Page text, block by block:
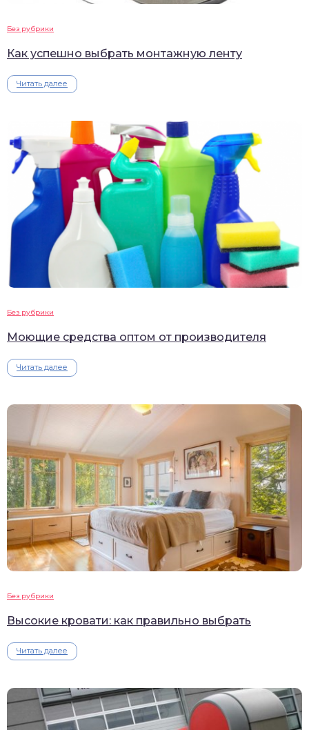
Без рубрики
Как успешно выбрать монтажную ленту
Читать далее
Без рубрики
Моющие средства оптом от производителя
Читать далее
Без рубрики
Высокие кровати: как правильно выбрать
Читать далее